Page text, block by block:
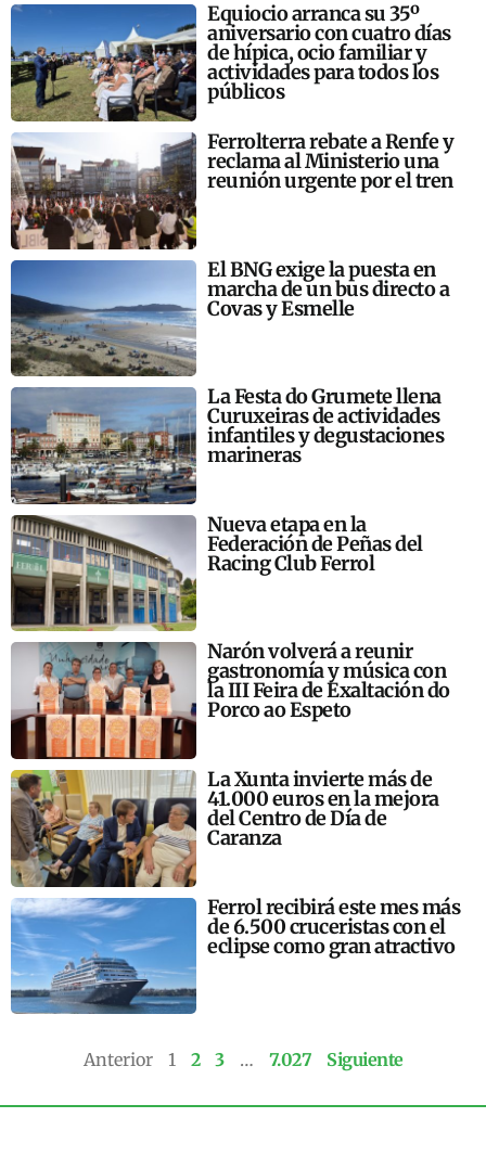
Equiocio arranca su 35º
aniversario con cuatro días
de hípica, ocio familiar y
actividades para todos los
públicos
Ferrolterra rebate a Renfe y
reclama al Ministerio una
reunión urgente por el tren
El BNG exige la puesta en
marcha de un bus directo a
Covas y Esmelle
La Festa do Grumete llena
Curuxeiras de actividades
infantiles y degustaciones
marineras
Nueva etapa en la
Federación de Peñas del
Racing Club Ferrol
Narón volverá a reunir
gastronomía y música con
la III Feira de Exaltación do
Porco ao Espeto
La Xunta invierte más de
41.000 euros en la mejora
del Centro de Día de
Caranza
Ferrol recibirá este mes más
de 6.500 cruceristas con el
eclipse como gran atractivo
Anterior 1 2 3 … 7.027 Siguiente